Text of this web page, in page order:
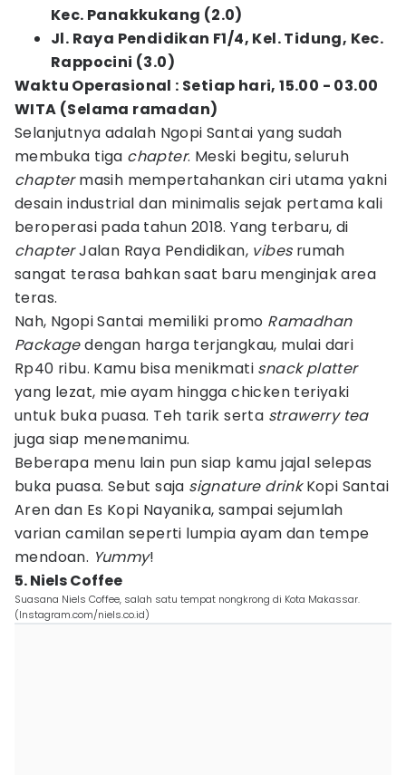
Kec. Panakkukang (2.0)
Jl. Raya Pendidikan F1/4, Kel. Tidung, Kec.
Rappocini (3.0)
Waktu Operasional : Setiap hari, 15.00 - 03.00
WITA (Selama ramadan)
Selanjutnya adalah Ngopi Santai yang sudah
membuka tiga chapter. Meski begitu, seluruh
chaptermasih mempertahankan ciri utama yakni
desain industrial dan minimalis sejak pertama kali
beroperasi pada tahun 2018. Yang terbaru, di
chapterJalan Raya Pendidikan, vibesrumah
sangat terasa bahkan saat baru menginjak area
teras.
Nah, Ngopi Santai memiliki promo Ramadhan
Packagedengan harga terjangkau, mulai dari
Rp40 ribu. Kamu bisa menikmati snack platter
yang lezat, mie ayam hingga chicken teriyaki
untuk buka puasa. Teh tarik serta strawerry tea
juga siap menemanimu.
Beberapa menu lain pun siap kamu jajal selepas
buka puasa. Sebut saja signature drinkKopi Santai
Aren dan Es Kopi Nayanika, sampai sejumlah
varian camilan seperti lumpia ayam dan tempe
mendoan. Yummy!
5. Niels Coffee
Suasana Niels Coffee, salah satu tempat nongkrong di Kota Makassar.
(Instagram.com/niels.co.id)